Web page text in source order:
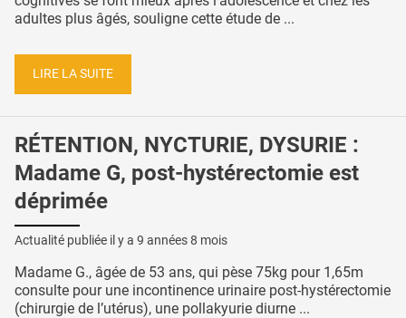
adultes plus âgés, souligne cette étude de ...
LIRE LA SUITE
RÉTENTION, NYCTURIE, DYSURIE :
Madame G, post-hystérectomie est
déprimée
Actualité publiée il y a 9 années 8 mois
Madame G., âgée de 53 ans, qui pèse 75kg pour 1,65m
consulte pour une incontinence urinaire post-hystérectomie
(chirurgie de l’utérus), une pollakyurie diurne ...